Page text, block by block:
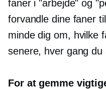
faner i "arbejde" og
forvandle dine faner
minde dig om, hvilke
senere, hver gang du
For at gemme